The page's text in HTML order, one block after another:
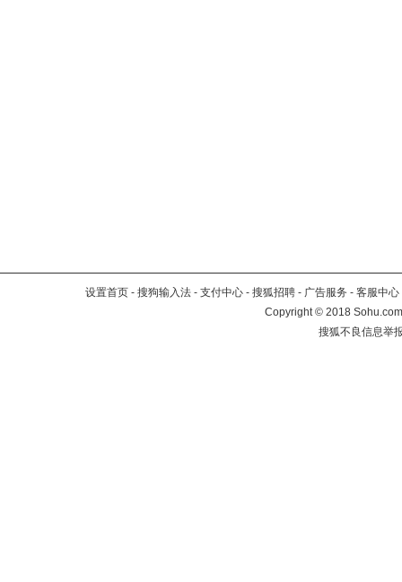
设置首页 - 搜狗输入法 - 支付中心 - 搜狐招聘 - 广告服务 - 客服中心
Copyright©2018
搜狐不良信息举